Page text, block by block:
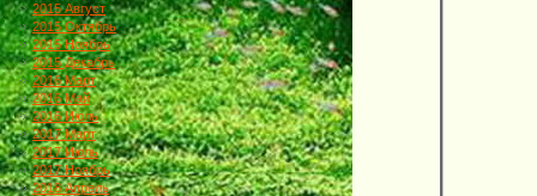
2015 Август
2015 Октябрь
2015 Ноябрь
2015 Декабрь
2016 Март
2016 Май
2016 Июль
2017 Март
2017 Июль
2017 Ноябрь
2018 Апрель